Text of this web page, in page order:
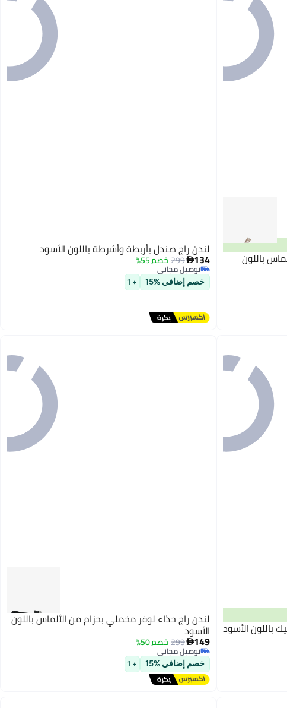
باللون
3
لندن راج صندل بأربطة وأشرطة باللون الأسود
134
299خصم 55%
توصيل مجاني
توصيل مجاني
خصم إضافي %15 + 1
الأسود
2
لندن راج حذاء لوفر مخملي بحزام من الألماس باللون
الأسود
149
299خصم 50%
توصيل مجاني
توصيل مجاني
خصم إضافي %15 + 1